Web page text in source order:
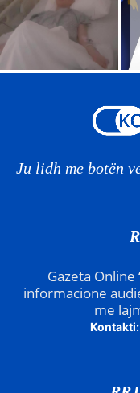
Ju lidh me botën
Gazeta
informacione
me
Kontakti: